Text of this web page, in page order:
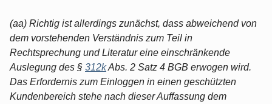
(aa) Richtig ist allerdings zunächst, dass abweichend von
dem vorstehenden Verständnis zum Teil in
Rechtsprechung und Literatur eine einschränkende
Auslegung des § 312kAbs. 2 Satz 4 BGB erwogen wird.
Das Erfordernis zum Einloggen in einen geschützten
Kundenbereich stehe nach dieser Auffassung dem